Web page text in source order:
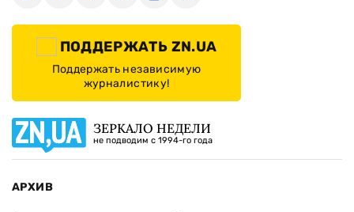
ПОДДЕРЖАТЬ ZN.UA
Поддержать независимую
журналистику!
ЗЕРКАЛО НЕДЕЛИ
не подводим с 1994-го года
АРХИВ